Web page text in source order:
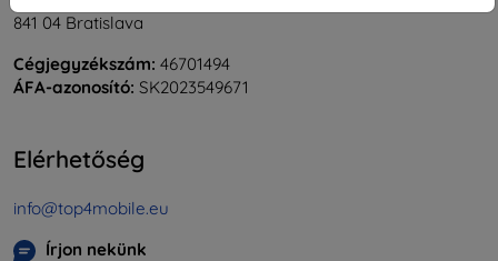
841 04 Bratislava
Cégjegyzékszám: 46701494
ÁFA-azonosító: SK2023549671
Elérhetőség
info@top4mobile.eu
Írjon nekünk